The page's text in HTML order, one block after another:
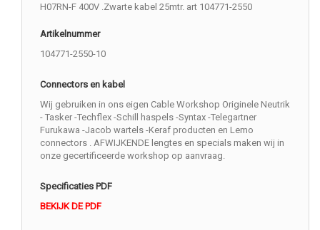
H07RN-F 400V .Zwarte kabel 25mtr. art 104771-2550
Artikelnummer
104771-2550-10
Connectors en kabel
Wij gebruiken in ons eigen Cable Workshop Originele Neutrik
- Tasker -Techflex -Schill haspels -Syntax -Telegartner
Furukawa -Jacob wartels -Keraf producten en Lemo
connectors . AFWIJKENDE lengtes en specials maken wij in
onze gecertificeerde workshop op aanvraag.
Specificaties PDF
BEKIJK DE PDF